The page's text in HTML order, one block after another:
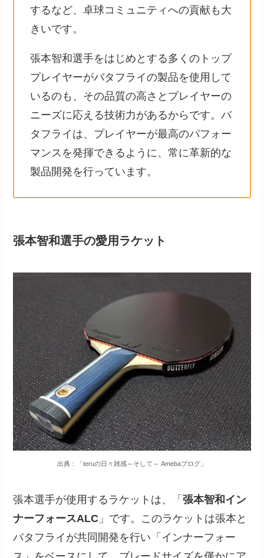
するなど、卓球コミュニティへの貢献も大
きいです。
張本智和選手をはじめとする多くのトップ
プレイヤーがバタフライの製品を使用して
いるのも、その品質の高さとプレイヤーの
ニーズに応える技術力があるからです。バ
タフライは、プレイヤーが最高のパフォー
マンスを発揮できるように、常に革新的な
製品開発を行っています。
張本智和選手の愛用ラケット
出典：「teruの日々雑感～そして～ Amebaブログ」
張本選手が使用するラケットは、「張本智和イン
ナーフォースALC 」です。このラケットは張本と
バタフライが共同開発を行い「インナーフォー